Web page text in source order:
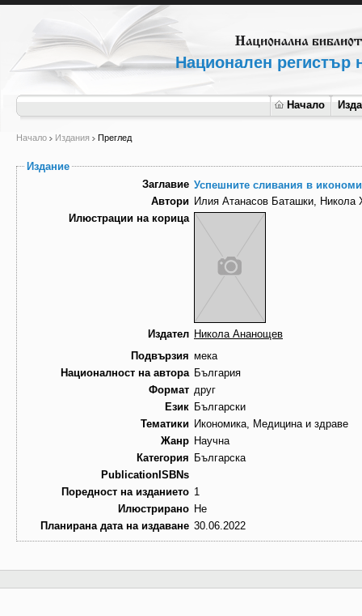
Национален регистър
Начало
Начало Издания Преглед
Издание
Заглавие Успешните сливания в
Автори Илия Атанасов Баташки,
Илюстрации на корица
Издател Никола Ананощев
Подвързия мека
Националност на автора България
Формат друг
Език Български
Тематики Икономика, Медицина и здраве
Жанр Научна
Категория Българска
PublicationISBNs
Поредност на изданието 1
Илюстрирано Не
Планирана дата на издаване 30.06.2022